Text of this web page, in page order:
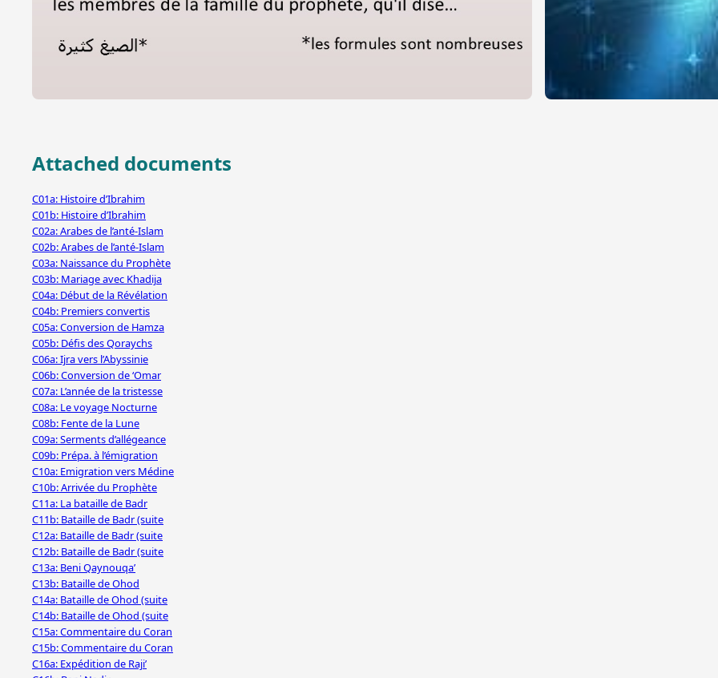
Attached documents
C01a: Histoire d’Ibrahim
C01b: Histoire d’Ibrahim
C02a: Arabes de l’anté-Islam
C02b: Arabes de l’anté-Islam
C03a: Naissance du Prophète
C03b: Mariage avec Khadija
C04a: Début de la Révélation
C04b: Premiers convertis
C05a: Conversion de Hamza
C05b: Défis des Qoraychs
C06a: Ijra vers l’Abyssinie
C06b: Conversion de ‘Omar
C07a: L’année de la tristesse
C08a: Le voyage Nocturne
C08b: Fente de la Lune
C09a: Serments d’allégeance
C09b: Prépa. à l’émigration
C10a: Emigration vers Médine
C10b: Arrivée du Prophète
C11a: La bataille de Badr
C11b: Bataille de Badr (suite
C12a: Bataille de Badr (suite
C12b: Bataille de Badr (suite
C13a: Beni Qaynouqa’
C13b: Bataille de Ohod
C14a: Bataille de Ohod (suite
C14b: Bataille de Ohod (suite
C15a: Commentaire du Coran
C15b: Commentaire du Coran
C16a: Expédition de Raji’